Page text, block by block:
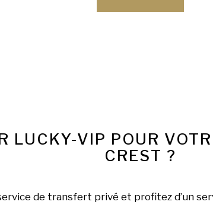
LUCKY-VIP POUR
CREST ?
de transfert privé et profitez d’un